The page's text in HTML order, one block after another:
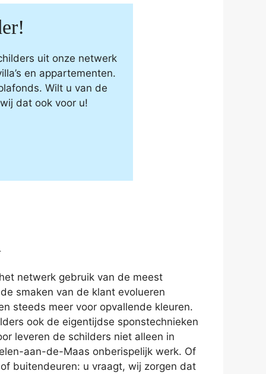
uit onze netwerk
en appartementen.
Wilt u van de
dat ook voor u!
netwerk gebruik van de meest
smaken van de klant evolueren
steeds meer voor opvallende kleuren.
ook de eigentijdse sponstechnieken
leveren de schilders niet alleen in
aan-de-Maas onberispelijk werk. Of
buitendeuren: u vraagt, wij zorgen dat